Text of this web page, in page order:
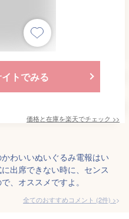
トでみる
価格と在庫を楽天でチェック >>
わいいぬいぐるみ電報はい
出席できない時に、センス
、オススメですよ。
全てのおすすめコメント (2件) >